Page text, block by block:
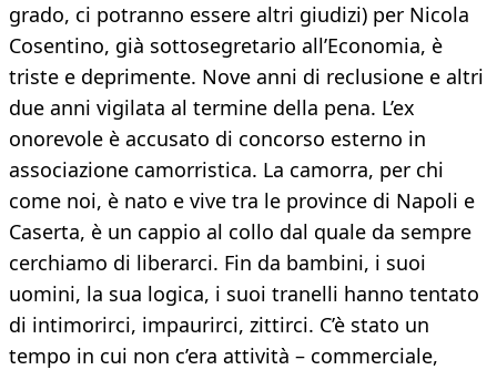
grado, ci potranno essere altri giudizi) per Nicola
Cosentino, già sottosegretario all’Economia, è
triste e deprimente. Nove anni di reclusione e altri
due anni vigilata al termine della pena. L’ex
onorevole è accusato di concorso esterno in
associazione camorristica. La camorra, per chi
come noi, è nato e vive tra le province di Napoli e
Caserta, è un cappio al collo dal quale da sempre
cerchiamo di liberarci. Fin da bambini, i suoi
uomini, la sua logica, i suoi tranelli hanno tentato
di intimorirci, impaurirci, zittirci. C’è stato un
tempo in cui non c’era attività – commerciale,